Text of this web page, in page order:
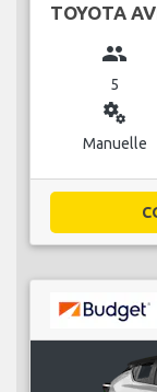
TOYOTA
group
5
miscellaneous_services
Manuelle